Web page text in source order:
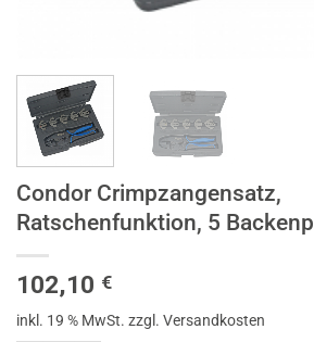
Condor Crimpzangensatz,
Ratschenfunktion, 5
102,10 €
inkl. 19 % MwSt. zzgl. Versandkosten